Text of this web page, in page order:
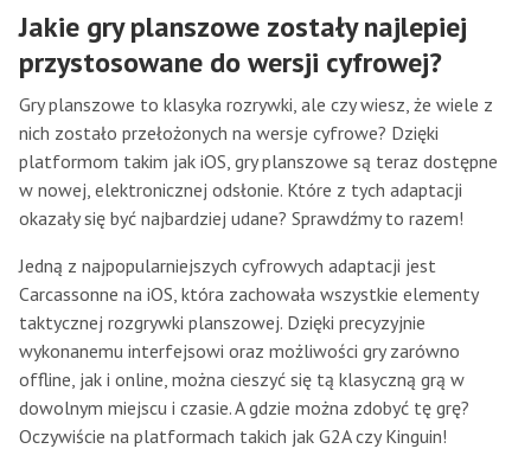
Jakie gry planszowe zostały najlepiej
przystosowane do wersji cyfrowej?
Gry planszowe to klasyka rozrywki, ale czy wiesz, że wiele z
nich zostało przełożonych na wersje cyfrowe? Dzięki
platformom takim jak iOS, gry planszowe są teraz dostępne
w nowej, elektronicznej odsłonie. Które z tych adaptacji
okazały się być najbardziej udane? Sprawdźmy to razem!
Jedną z najpopularniejszych cyfrowych adaptacji jest
Carcassonne na iOS, która zachowała wszystkie elementy
taktycznej rozgrywki planszowej. Dzięki precyzyjnie
wykonanemu interfejsowi oraz możliwości gry zarówno
offline, jak i online, można cieszyć się tą klasyczną grą w
dowolnym miejscu i czasie. A gdzie można zdobyć tę grę?
Oczywiście na platformach takich jak G2A czy Kinguin!